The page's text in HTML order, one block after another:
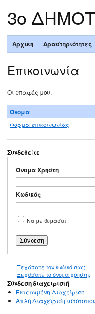
3ο
Αρχική Δραστηριότητες
Επικοινωνία
Οι επαφές μου.
Όνομα
Φόρμα επικοινωνίας
Συνδεθείτε
Όνομα Χρήστη
Κωδικός
Να με θυμάσαι
Ξεχάσατε τον κωδικό σας;
Ξεχάσατε το όνομα χρήστη;
Σύνδεση διαχειριστή
Εκτεταμένη Διαχείριση
Απλή Διαχείριση ιστότοπου